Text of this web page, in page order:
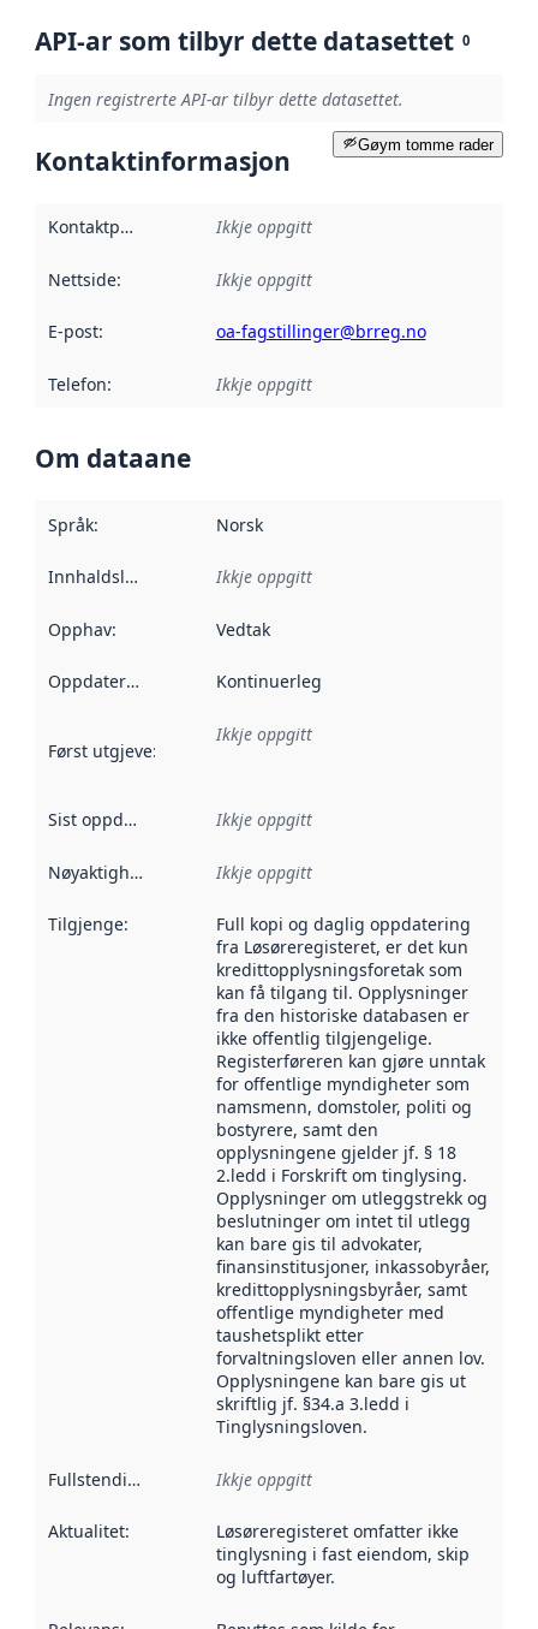
API-ar som tilbyr dette datasettet 0
Ingen registrerte API-ar tilbyr dette datasettet.
Gøym tomme rader
Kontaktinformasjon
Kontaktpunkt Ikkje oppgitt
Nettside: Ikkje oppgitt
E-post: oa-fagstillinger@brreg.no
Telefon: Ikkje oppgitt
Om dataane
Språk: Norsk
Innhaldsleverandørar :
Ikkje oppgitt
Opphav: Vedtak
Oppdateringsfrekvens :
Kontinuerleg
Først utgjeve: Denne datoen seier når dataa i dette
Ikkje oppgitt
Sist oppdatert Ikkje oppgitt
Nøyaktigheit Ikkje oppgitt
Tilgjenge:
Full kopi og daglig oppdatering
fra Løsøreregisteret, er det kun
kredittopplysningsforetak som
kan få tilgang til. Opplysninger
fra den historiske databasen er
ikke offentlig tilgjengelige.
Registerføreren kan gjøre unntak
for offentlige myndigheter som
namsmenn, domstoler, politi og
bostyrere, samt den
opplysningene gjelder jf. § 18
2.ledd i Forskrift om tinglysing.
Opplysninger om utleggstrekk og
beslutninger om intet til utlegg
kan bare gis til advokater,
finansinstitusjoner, inkassobyråer,
kredittopplysningsbyråer, samt
offentlige myndigheter med
taushetsplikt etter
forvaltningsloven eller annen lov.
Opplysningene kan bare gis ut
skriftlig jf. §34.a 3.ledd i
Tinglysningsloven.
Fullstendigheit Ikkje oppgitt
Aktualitet:
Løsøreregisteret omfatter ikke
tinglysning i fast eiendom, skip
og luftfartøyer.